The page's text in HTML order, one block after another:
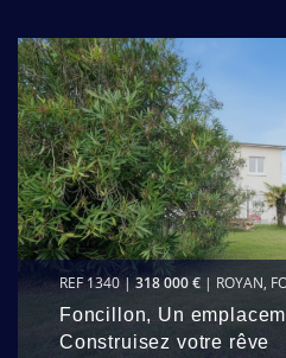
REF 1340 | 318 000 € | ROYAN,
Foncillon, Un
Construisez votre rêve